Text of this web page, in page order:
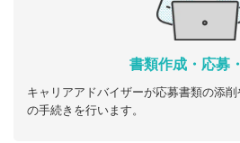
書類作成・応募
キャリアアドバイザーが応募書類の添
の手続きを行います。